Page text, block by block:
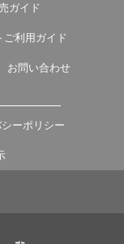
ガイド
ご利用ガイド
お問い合わせ
ーポリシー